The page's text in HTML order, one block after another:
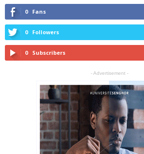
0 Fans
0 Followers
0 Subscribers
- Advertisement -